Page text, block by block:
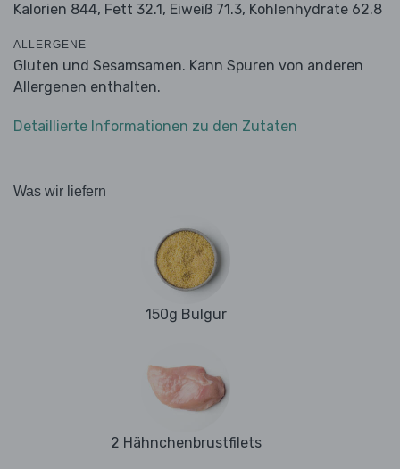
Kalorien 844, Fett 32.1, Eiweiß 71.3, Kohlenhydrate 62.8
ALLERGENE
Gluten und Sesamsamen. Kann Spuren von anderen
Allergenen enthalten.
Detaillierte Informationen zu den Zutaten
Was wir liefern
150g Bulgur
2 Hähnchenbrustfilets